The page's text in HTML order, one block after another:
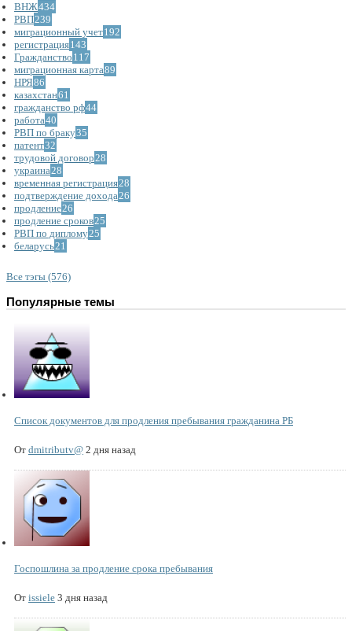
ВНЖ434
РВП239
миграционный учет192
регистрация143
Гражданство 117
миграционная карта89
НРЯ86
казахстан61
гражданство рф44
работа40
РВП по браку35
патент32
трудовой договор28
украина28
временная регистрация28
подтверждение дохода26
продление26
продление сроков25
РВП по диплому25
беларусь21
Все тэгы (576)
Популярные темы
Список документов для продления пребывания гражданина РБ
От dmitributv@ 2 дня назад
Госпошлина за продление срока пребывания
От issiele 3 дня назад